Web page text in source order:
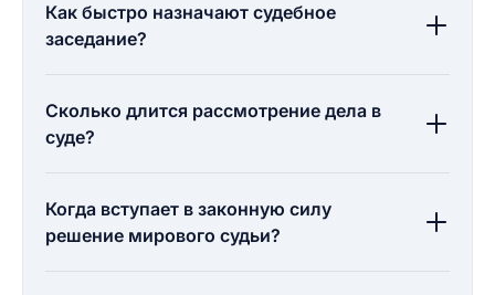
Как быстро назначают судебное
заседание?
Сколько длится рассмотрение дела в
суде?
Когда вступает в законную силу
решение мирового судьи?